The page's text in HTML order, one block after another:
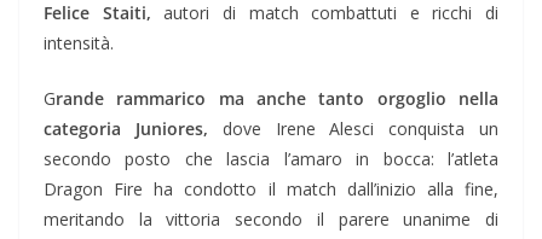
Felice Staiti, autori di match combattuti e ricchi di
intensità.
Grande rammarico ma anche tanto orgoglio nella
categoria Juniores, dove Irene Alesci conquista un
secondo posto che lascia l’amaro in bocca: l’atleta
Dragon Fire ha condotto il match dall’inizio alla fine,
meritando la vittoria secondo il parere unanime di